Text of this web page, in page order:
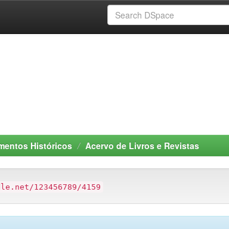
Históricos Acervo de Livros e Revistas
123456789/4159